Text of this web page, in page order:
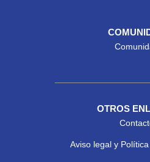
OTROS
Aviso legal y